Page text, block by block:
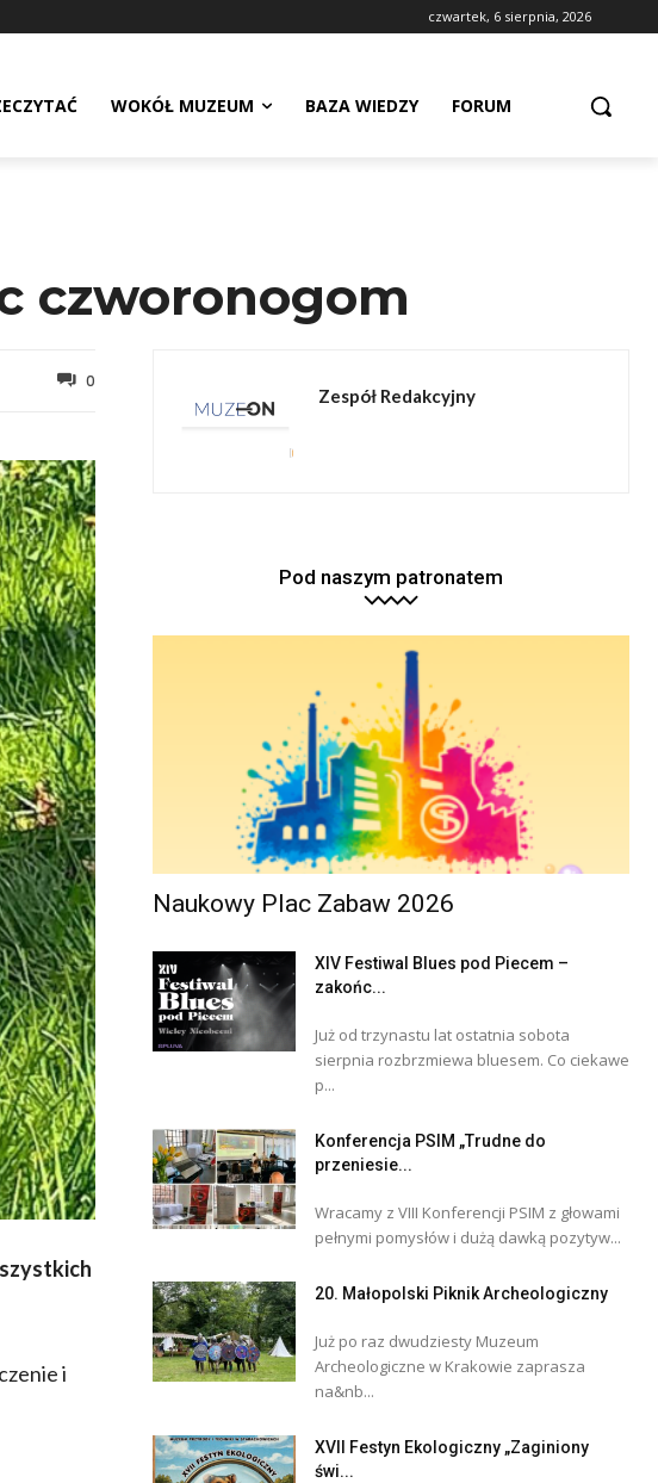
czwartek, 6 sierpnia, 2026
WOKÓŁ MUZEUM BAZA WIEDZY FORUM
czworonogom
0
i
Zespół Redakcyjny
Pod naszym patronatem
Naukowy Plac Zabaw 2026
XIV Festiwal Blues pod Piecem –
zakońc...
Już od trzynastu lat ostatnia sobota
sierpnia rozbrzmiewa bluesem. Co ciekawe
p...
Konferencja PSIM „Trudne do
przeniesie...
Wracamy z VIII Konferencji PSIM z głowami
pełnymi pomysłów i dużą dawką pozytyw...
20. Małopolski Piknik Archeologiczny
Już po raz dwudziesty Muzeum
Archeologiczne w Krakowie zaprasza
na&nb...
XVII Festyn Ekologiczny „Zaginiony
świ...